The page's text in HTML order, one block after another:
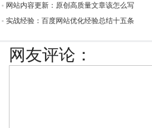
网站内容更新：原创高质量文章该怎么写
实战经验：百度网站优化经验总结十五条
网友评论：